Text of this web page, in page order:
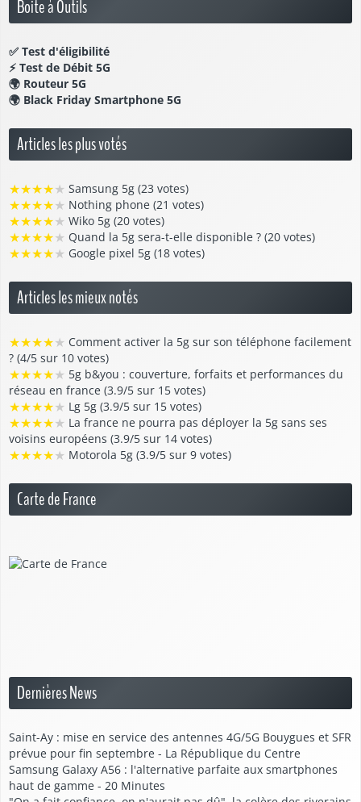
Boite à Outils
✅ Test d'éligibilité
⚡ Test de Débit 5G
🌍 Routeur 5G
🌍 Black Friday Smartphone 5G
Articles les plus votés
★★★★★ Samsung 5g (23 votes)
★★★★★ Nothing phone (21 votes)
★★★★★ Wiko 5g (20 votes)
★★★★★ Quand la 5g sera-t-elle disponible ? (20 votes)
★★★★★ Google pixel 5g (18 votes)
Articles les mieux notés
★★★★★ Comment activer la 5g sur son téléphone facilement
? (4/5 sur 10 votes)
★★★★★ 5g b&you : couverture, forfaits et performances du
réseau en france (3.9/5 sur 15 votes)
★★★★★ Lg 5g (3.9/5 sur 15 votes)
★★★★★ La france ne pourra pas déployer la 5g sans ses
voisins européens (3.9/5 sur 14 votes)
★★★★★ Motorola 5g (3.9/5 sur 9 votes)
Carte de France
Dernières News
Saint-Ay : mise en service des antennes 4G/5G Bouygues et SFR
prévue pour fin septembre - La République du Centre
Samsung Galaxy A56 : l'alternative parfaite aux smartphones
haut de gamme - 20 Minutes